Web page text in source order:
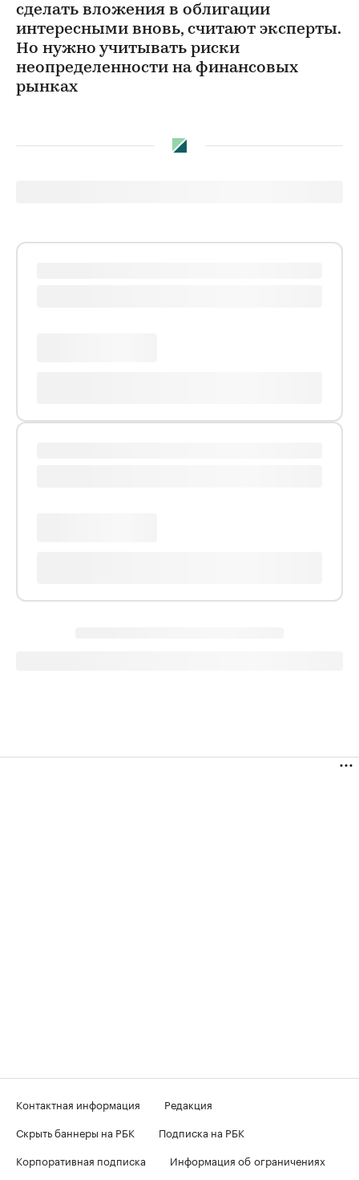
сделать вложения в облигации
интересными вновь, считают эксперты.
Но нужно учитывать риски
неопределенности на финансовых
рынках
Контактная информация
Редакция
Скрыть баннеры на РБК
Подписка на РБК
Корпоративная подписка
Информация об ограничениях